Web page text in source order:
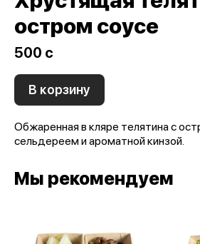
остром соусе
500 c
В корзину
Обжаренная в кляре телятина с
сельдереем и ароматной кинзой.
Мы рекомендуем